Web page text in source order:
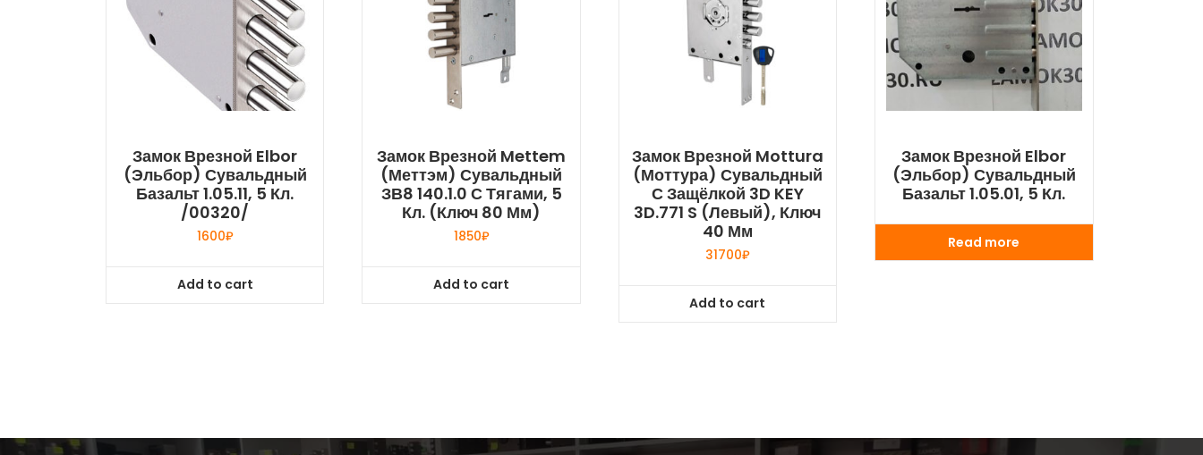
Замок Врезной Elbor
(Эльбор) Сувальдный
Базальт 1.05.11, 5 Кл.
/00320/
1600₽
Add to cart
Замок Врезной Mettem
(Меттэм) Сувальдный
ЗВ8 140.1.0 С Тягами, 5
Кл. (ключ 80 Мм)
1850₽
Add to cart
Замок Врезной Mottura
(Моттура) Сувальдный
С Защёлкой 3D KEY
3D.771 S (левый), Ключ
40 Мм
31700₽
Add to cart
Замок Врезной Elbor
(Эльбор) Сувальдный
Базальт 1.05.01, 5 Кл.
Read more